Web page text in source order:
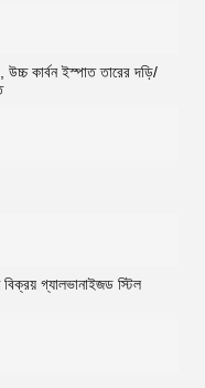
কার্বন ইস্পাত তারের দড়ি/
গ্যালভানাইজড স্টিল